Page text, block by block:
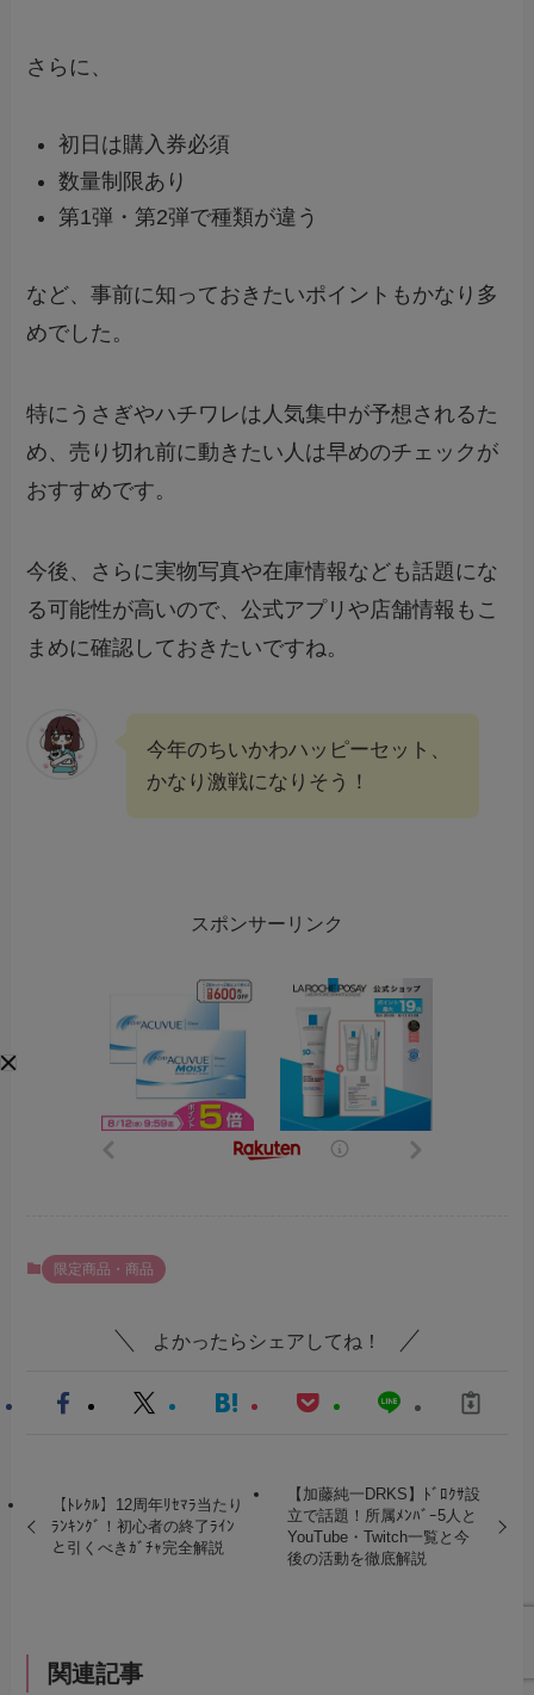
さらに、
初日は購入券必須
数量制限あり
第1弾・第2弾で種類が違う
など、事前に知っておきたいポイントもかなり多
めでした。
特にうさぎやハチワレは人気集中が予想されるた
め、売り切れ前に動きたい人は早めのチェックが
おすすめです。
今後、さらに実物写真や在庫情報なども話題にな
る可能性が高いので、公式アプリや店舗情報もこ
まめに確認しておきたいですね。
今年のちいかわハッピーセット、
かなり激戦になりそう！
スポンサーリンク
限定商品・商品
よかったらシェアしてね！
【ﾄﾚｸﾙ】12周年ﾘｾﾏﾗ当たり
ﾗﾝｷﾝｸﾞ！初心者の終了ﾗｲﾝ
と引くべきｶﾞﾁｬ完全解説
【加藤純一DRKS】ﾄﾞﾛｸｻ設
立で話題！所属ﾒﾝﾊﾞｰ5人と
YouTube・Twitch一覧と今
後の活動を徹底解説
関連記事